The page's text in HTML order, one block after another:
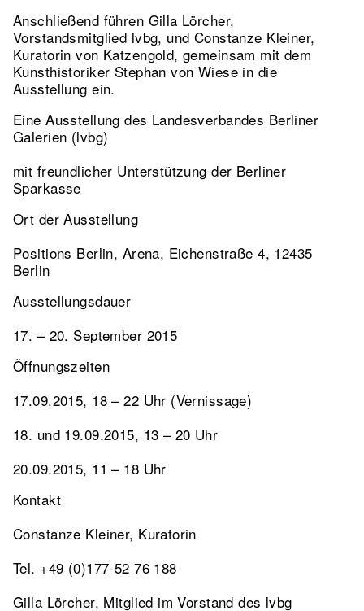
Anschließend führen Gilla Lörcher,
Vorstandsmitglied lvbg, und Constanze Kleiner,
Kuratorin von Katzengold, gemeinsam mit dem
Kunsthistoriker Stephan von Wiese in die
Ausstellung ein.
Eine Ausstellung des Landesverbandes Berliner
Galerien (lvbg)
mit freundlicher Unterstützung der Berliner
Sparkasse
Ort der Ausstellung
Positions Berlin, Arena, Eichenstraße 4, 12435
Berlin
Ausstellungsdauer
17. – 20. September 2015
Öffnungszeiten
17.09.2015, 18 – 22 Uhr (Vernissage)
18. und 19.09.2015, 13 – 20 Uhr
20.09.2015, 11 – 18 Uhr
Kontakt
Constanze Kleiner, Kuratorin
Tel. +49 (0)177-52 76 188
Gilla Lörcher, Mitglied im Vorstand des lvbg